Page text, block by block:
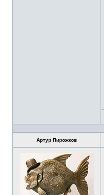
Артур Пирожков